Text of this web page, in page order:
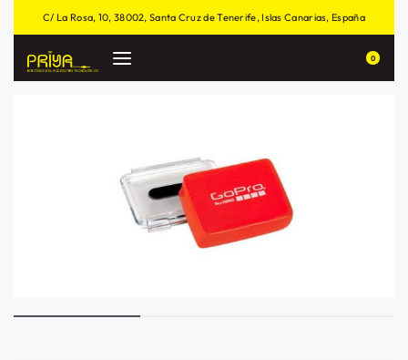
C/ La Rosa, 10, 38002, Santa Cruz de Tenerife, Islas Canarias, España
0